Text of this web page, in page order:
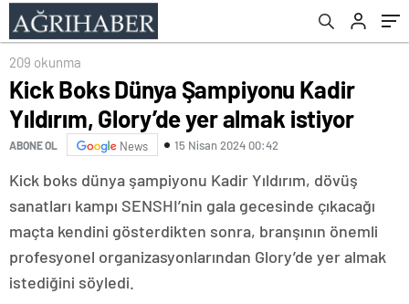
209 okunma
Kick Boks Dünya Şampiyonu Kadir
Yıldırım, Glory’de yer almak istiyor
ABONE OL News 15 Nisan 2024 00:42
Kick boks dünya şampiyonu Kadir Yıldırım, dövüş
sanatları kampı SENSHI’nin gala gecesinde çıkacağı
maçta kendini gösterdikten sonra, branşının önemli
profesyonel organizasyonlarından Glory’de yer almak
istediğini söyledi.